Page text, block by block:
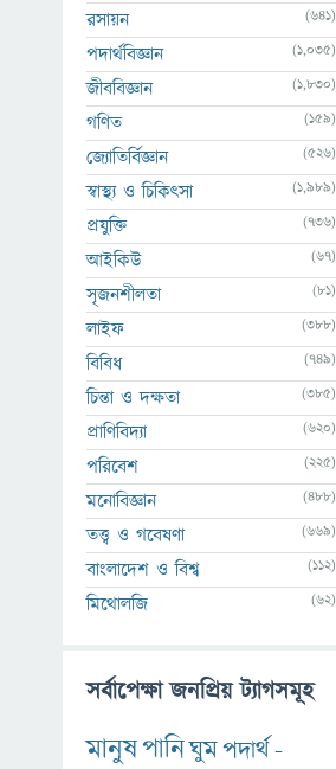
রসায়ন
(641)
পদার্থবিজ্ঞান (1,035)
জীববিজ্ঞান (1,830)
গণিত (159)
জ্যোতির্বিজ্ঞান (526)
স্বাস্থ্য ও চিকিৎসা (1,989)
প্রযুক্তি (736)
আইকিউ (67)
সৃজনশীলতা (81)
লাইফ (388)
বিবিধ (749)
চিন্তা ও দক্ষতা (385)
প্রাণিবিদ্যা (620)
পরিবেশ (225)
মনোবিজ্ঞান (488)
তত্ত্ব ও গবেষণা (669)
বাংলাদেশ ও বিশ্ব (112)
মিথোলজি (62)
সর্বাপেক্ষা জনপ্রিয় ট্যাগসমূহ
মানুষপানিঘুমপদার্থ-